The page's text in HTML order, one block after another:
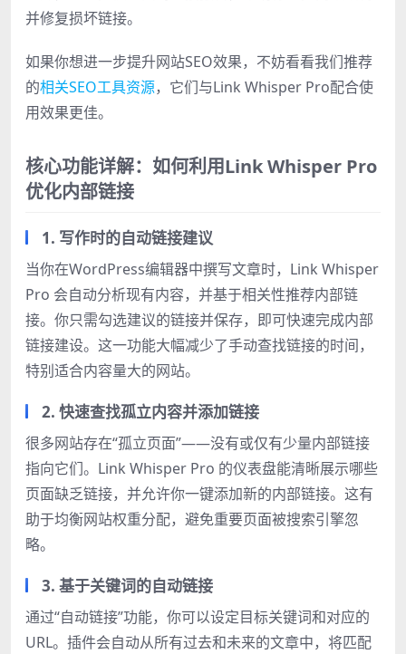
并修复损坏链接。
如果你想进一步提升网站SEO效果，不妨看看我们推荐
的相关SEO工具资源，它们与Link Whisper Pro配合使
用效果更佳。
核心功能详解：如何利用Link Whisper Pro
优化内部链接
1. 写作时的自动链接建议
当你在WordPress编辑器中撰写文章时，Link Whisper
Pro 会自动分析现有内容，并基于相关性推荐内部链
接。你只需勾选建议的链接并保存，即可快速完成内部
链接建设。这一功能大幅减少了手动查找链接的时间，
特别适合内容量大的网站。
2. 快速查找孤立内容并添加链接
很多网站存在“孤立页面”——没有或仅有少量内部链接
指向它们。Link Whisper Pro 的仪表盘能清晰展示哪些
页面缺乏链接，并允许你一键添加新的内部链接。这有
助于均衡网站权重分配，避免重要页面被搜索引擎忽
略。
3. 基于关键词的自动链接
通过“自动链接”功能，你可以设定目标关键词和对应的
URL。插件会自动从所有过去和未来的文章中，将匹配